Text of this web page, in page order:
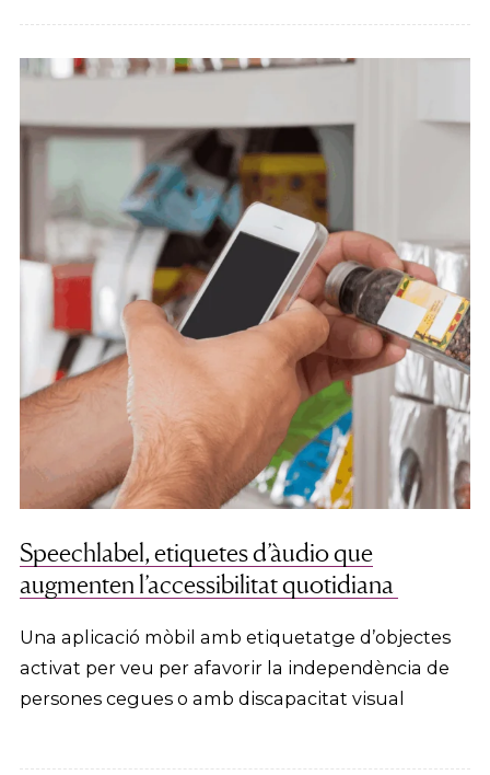
Speechlabel, etiquetes d’àudio que
augmenten l’accessibilitat quotidiana
Una aplicació mòbil amb etiquetatge d’objectes
activat per veu per afavorir la independència de
persones cegues o amb discapacitat visual